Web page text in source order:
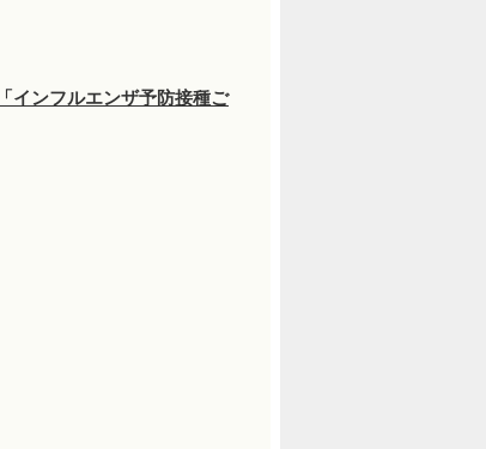
「インフルエンザ予防接種ご